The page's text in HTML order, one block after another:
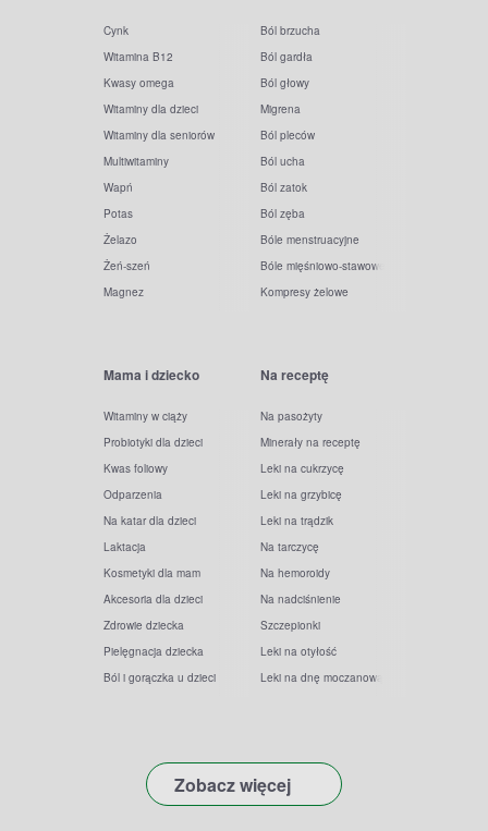
Cynk
Witamina B12
Kwasy omega
Witaminy dla dzieci
Witaminy dla seniorów
Multiwitaminy
Wapń
Potas
Żelazo
Żeń-szeń
Magnez
Ból brzucha
Ból gardła
Ból głowy
Migrena
Ból pleców
Ból ucha
Ból zatok
Ból zęba
Bóle menstruacyjne
Bóle mięśniowo-stawowe
Kompresy żelowe
Mama i dziecko
Witaminy w ciąży
Probiotyki dla dzieci
Kwas foliowy
Odparzenia
Na katar dla dzieci
Laktacja
Kosmetyki dla mam
Akcesoria dla dzieci
Zdrowie dziecka
Pielęgnacja dziecka
Ból i gorączka u dzieci
Na receptę
Na pasożyty
Minerały na receptę
Leki na cukrzycę
Leki na grzybicę
Leki na trądzik
Na tarczycę
Na hemoroidy
Na nadciśnienie
Szczepionki
Leki na otyłość
Leki na dnę moczanową
Zobacz więcej